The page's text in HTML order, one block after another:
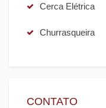
Cerca Elétrica
Churrasqueira
CONTATO